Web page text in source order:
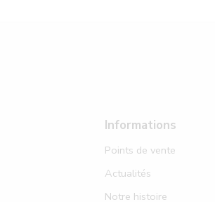
Informations
Points de vente
Actualités
Notre histoire